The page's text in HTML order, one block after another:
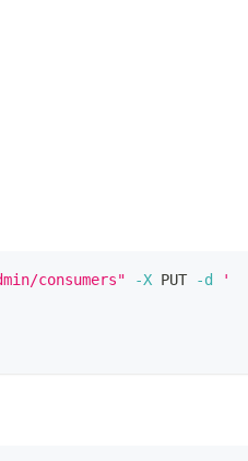
consumers" -X PUT -d
'